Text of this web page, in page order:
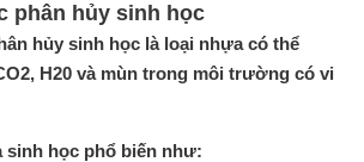
phân hủy sinh học
hủy sinh học là loại nhựa có thể
H20 và mùn trong môi trường có vi
sinh học phổ biến như: